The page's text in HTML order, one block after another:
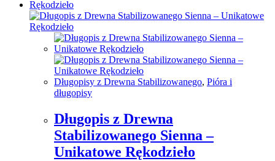
Długopisy z Drewna Stabilizowanego, Pióra i
długopisy
Długopis z Drewna
Stabilizowanego Sienna –
Unikatowe Rękodzieło